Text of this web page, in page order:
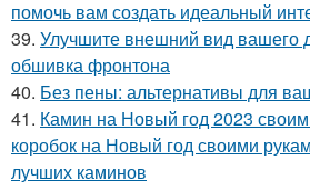
помочь вам создать идеальный
39. Улучшите внешний вид вашего
обшивка фронтона
40. Без пены: альтернативы для
41. Камин на Новый год 2023
коробок на Новый год своими
лучших каминов